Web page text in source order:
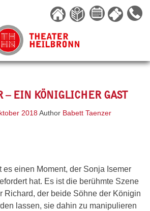
– EIN KÖNIGLICHER GAST
2018 Author Babett Taenzer
es einen Moment, der Sonja Isemer
hat. Es ist die berühmte Szene
Richard, der beide Söhne der Königin
lassen, sie dahin zu manipulieren